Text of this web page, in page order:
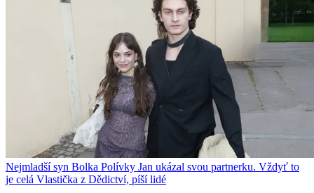
Nejmladší syn Bolka Polívky Jan ukázal svou partnerku. Vždyť to
je celá Vlastička z Dědictví, píší lidé